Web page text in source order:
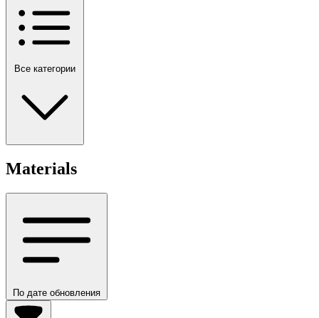
Все категории
Materials
По дате обновления